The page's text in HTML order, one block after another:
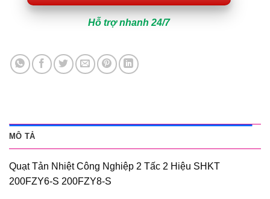
Hỗ trợ nhanh 24/7
MÔ TẢ
Quạt Tản Nhiệt Công Nghiệp 2 Tấc 2 Hiệu SHKT
200FZY6-S 200FZY8-S